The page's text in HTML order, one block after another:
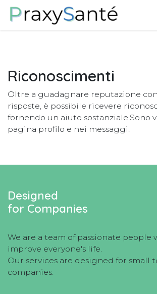
Passa al contenuto
Riconoscimenti
Oltre a guadagnare reputazione
risposte, è possibile ricevere
fornendo un aiuto sostanziale.Sono
pagina profilo e nei messaggi.
Designed
for Companies
We are a team of passionate people
improve everyone's life.
Our services are designed for small
companies.